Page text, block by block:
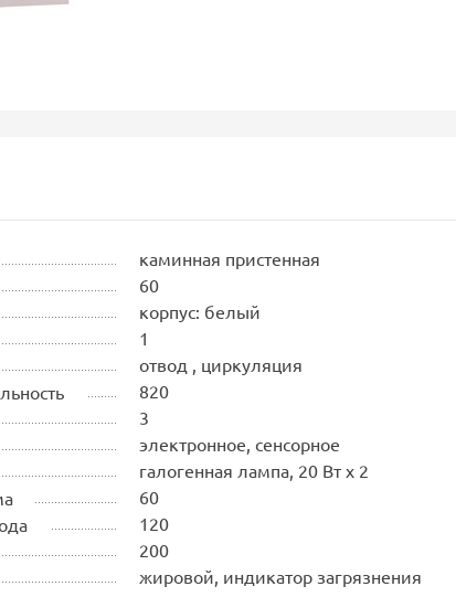
каминная пристенная
60
корпус: белый
1
отвод , циркуляция
820
3
электронное, сенсорное
галогенная лампа, 20 Вт х 2
60
120
200
жировой, индикатор загрязнения